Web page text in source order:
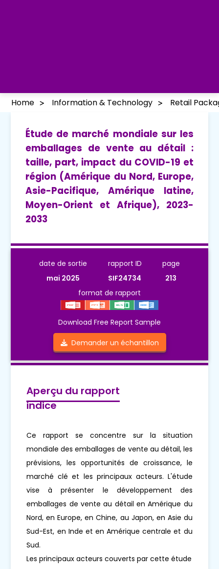
Home Information & Technology Retail
Étude de marché mondiale sur les
emballages de vente au détail :
taille, part, impact du COVID-19 et
région (Amérique du Nord, Europe,
Asie-Pacifique, Amérique latine,
Moyen-Orient et Afrique), 2023-
2033
date de sortie
mai 2025
rapport ID
SIF24734
page
213
format de rapport
Download Free Report Sample
Demander un échantillon
Aperçu du rapport
indice
Ce rapport se concentre sur la situation
mondiale des emballages de vente au détail, les
prévisions, les opportunités de croissance, le
marché clé et les principaux acteurs. L'étude
vise à présenter le développement des
emballages de vente au détail en Amérique du
Nord, en Europe, en Chine, au Japon, en Asie du
Sud-Est, en Inde et en Amérique centrale et du
Sud.
Les principaux acteurs couverts par cette étude